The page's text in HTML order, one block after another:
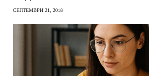
СЕПТЕМВРИ 21, 2018